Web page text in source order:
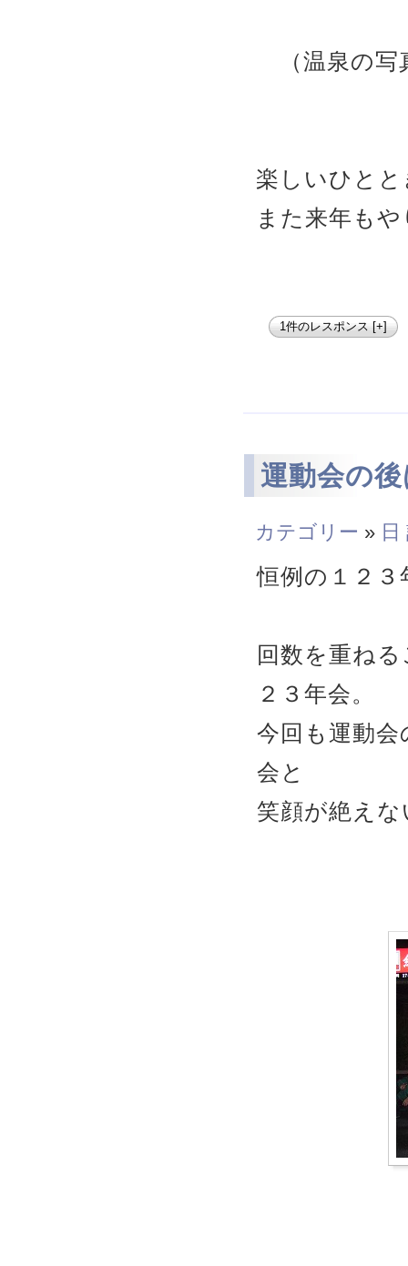
（温泉の写
楽しいひと
また来年も
1件のレスポンス [+]
運動会の
カテゴリー » 日
恒例の１２
回数を重ね
２３年会。
今回も運動
会と
笑顔が絶え